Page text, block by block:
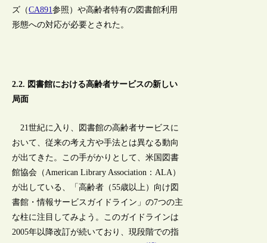
ズ（CA891参照）や高齢者特有の図書館利用
形態への対応が必要とされた。
2.2. 図書館における高齢者サービスの新しい
局面
21世紀に入り、図書館の高齢者サービスに
おいて、従来の考え方や手法とは異なる動向
が出てきた。この手がかりとして、米国図書
館協会（American Library Association：ALA）
が出している、「高齢者（55歳以上）向け図
書館・情報サービスガイドライン」の7つの主
な柱に注目してみよう。このガイドラインは
2005年以降改訂が続いており、現段階での指